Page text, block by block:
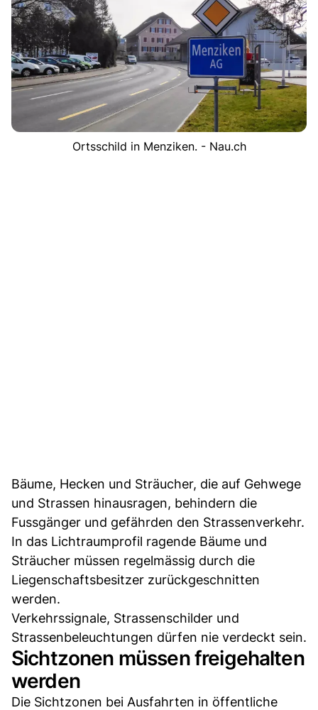
Ortsschild in Menziken. - Nau.ch
Bäume, Hecken und Sträucher, die auf Gehwege
und Strassen hinausragen, behindern die
Fussgänger und gefährden den Strassenverkehr.
In das Lichtraumprofil ragende Bäume und
Sträucher müssen regelmässig durch die
Liegenschaftsbesitzer zurückgeschnitten
werden.
Verkehrssignale, Strassenschilder und
Strassenbeleuchtungen dürfen nie verdeckt sein.
Sichtzonen müssen freigehalten
werden
Die Sichtzonen bei Ausfahrten in öffentliche